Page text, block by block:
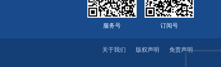
订阅号
服务号
免责声明
版权声明
关于我们